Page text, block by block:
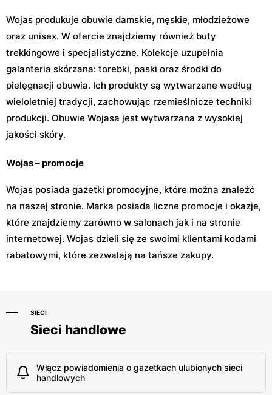
Wojas produkuje obuwie damskie, męskie, młodzieżowe
oraz unisex. W ofercie znajdziemy również buty
trekkingowe i specjalistyczne. Kolekcje uzupełnia
galanteria skórzana: torebki, paski oraz środki do
pielęgnacji obuwia. Ich produkty są wytwarzane według
wieloletniej tradycji, zachowując rzemieślnicze techniki
produkcji. Obuwie Wojasa jest wytwarzana z wysokiej
jakości skóry.
Wojas – promocje
Wojas posiada gazetki promocyjne, które można znaleźć
na naszej stronie. Marka posiada liczne promocje i okazje,
które znajdziemy zarówno w salonach jak i na stronie
internetowej. Wojas dzieli się ze swoimi klientami kodami
rabatowymi, które zezwalają na tańsze zakupy.
SIECI
Sieci handlowe
Włącz powiadomienia o gazetkach ulubionych sieci
handlowych